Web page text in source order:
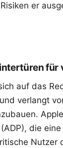
er
für
auf das
verlangt
die
Nutzer